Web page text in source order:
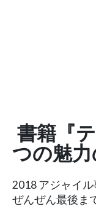
書籍『
つの魅
2018 アジャイル
ぜんぜん最後ま